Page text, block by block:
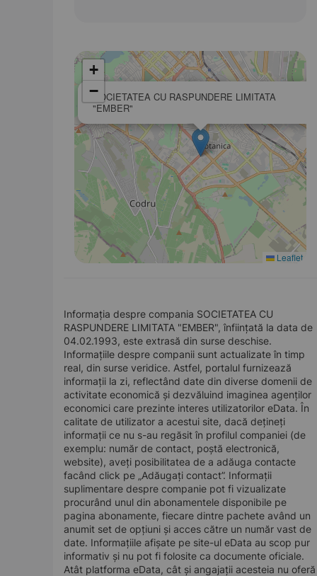
SOCIETATEA CU RASPUNDERE LIMITATA
"EMBER"
+
−
Leaflet
Informația despre compania SOCIETATEA CU
RASPUNDERE LIMITATA "EMBER", înființată la data de
04.02.1993, este extrasă din surse deschise.
Informațiile despre companii sunt actualizate în timp
real, din surse veridice. Astfel, portalul furnizează
informații la zi, reflectând date din diverse domenii de
activitate economică și dezvăluind imaginea agenților
economici care prezinte interes utilizatorilor eData. În
calitate de utilizator a acestui site, dacă dețineți
informații ce nu s-au regăsit în profilul companiei (de
exemplu: număr de contact, poștă electronică,
website), aveți posibilitatea de a adăuga contacte
facând click pe „Adăugați contact”. Informații
suplimentare despre companie pot fi vizualizate
procurând unul din abonamentele disponibile pe
pagina abonamente, fiecare dintre pachete având un
anumit set de opțiuni și acces către un număr vast de
date. Informațiile afișate pe site-ul eData au scop pur
informativ și nu pot fi folosite ca documente oficiale.
Atât platforma eData, cât și angajații acesteia nu oferă